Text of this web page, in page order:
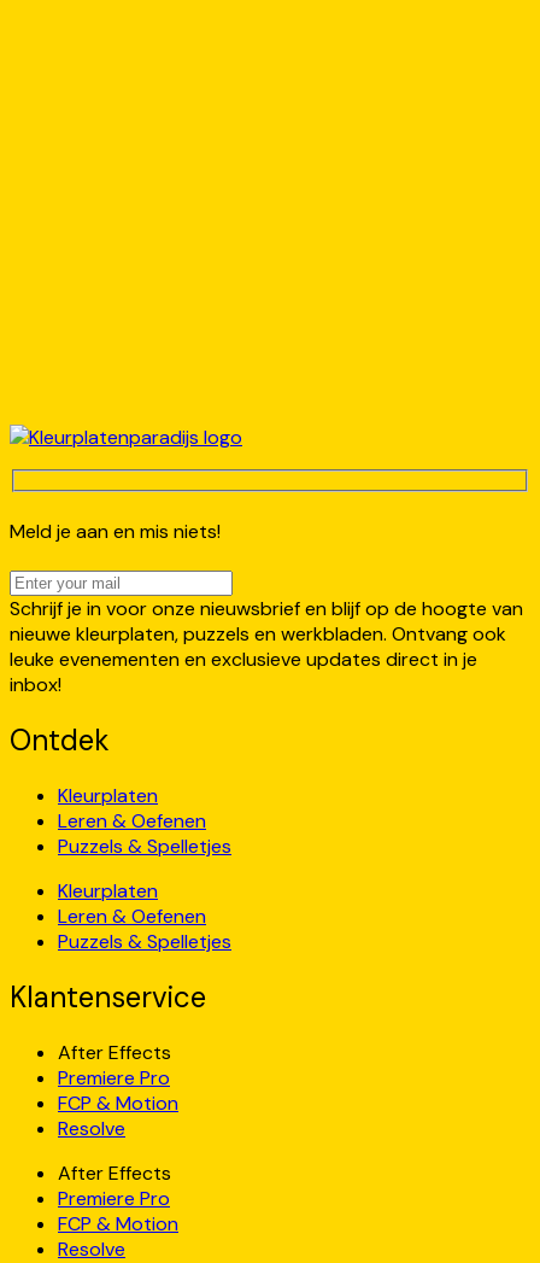
Meld je aan en mis niets!
Schrijf je in voor onze nieuwsbrief en blijf op de hoogte van
nieuwe kleurplaten, puzzels en werkbladen. Ontvang ook
leuke evenementen en exclusieve updates direct in je
inbox!
Ontdek
Kleurplaten
Leren & Oefenen
Puzzels & Spelletjes
Kleurplaten
Leren & Oefenen
Puzzels & Spelletjes
Klantenservice
After Effects
Premiere Pro
FCP & Motion
Resolve
After Effects
Premiere Pro
FCP & Motion
Resolve